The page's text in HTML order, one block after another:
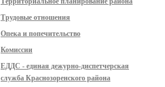
Трудовые отношения
Опека и попечительство
Комиссии
ЕДДС - единая дежурно-диспетчерская
служба Краснозоренского района